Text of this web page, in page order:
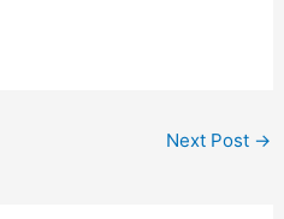
Next Post →